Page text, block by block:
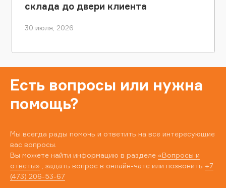
склада до двери клиента
30 июля, 2026
Есть вопросы или нужна
помощь?
Мы всегда рады помочь и ответить на все интересующие
вас вопросы.
Вы можете найти информацию в разделе «Вопросы и
ответы» , задать вопрос в онлайн-чате или позвонить +7
(473) 206-53-67